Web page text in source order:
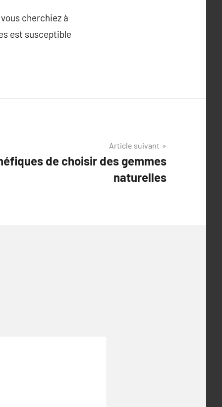
cherchiez à
est susceptible
Article suivant
de choisir des gemmes
naturelles